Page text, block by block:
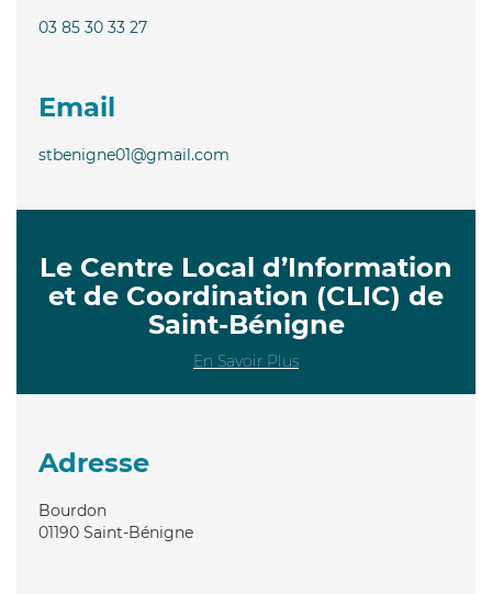
03 85 30 33 27
Email
stbenigne01@gmail.com
Le Centre Local d’Information
et de Coordination (CLIC) de
Saint-Bénigne
En Savoir Plus
Adresse
Bourdon
01190 Saint-Bénigne